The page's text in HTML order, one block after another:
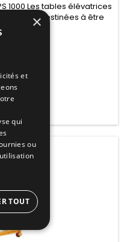
1000 Les tables élévatrices
sont destinées à être
détenir des
les exigences.
€
panier
×
et
qui
ou
TOUT